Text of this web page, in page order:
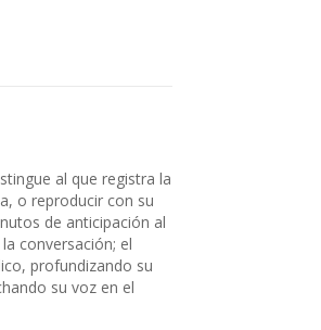
al que registra la
o reproducir con su
de anticipación al
conversación; el
profundizando su
su voz en el